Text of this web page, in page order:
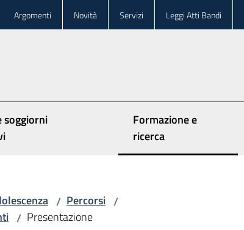
Argomenti Novità Servizi Leggi Atti Bandi
soggiorni
Formazione e
ricerca
Menu selezionato
/ Percorsi /
/ Presentazione